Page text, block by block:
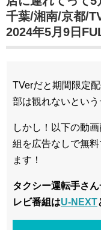
千葉/湘南/京都/
2024年5月9日
TVerだと期間限定
部は観れないとい
しかし！以下の動
組を広告なしで無
ます！
タクシー運転手さ
レビ番組はU-NEXT